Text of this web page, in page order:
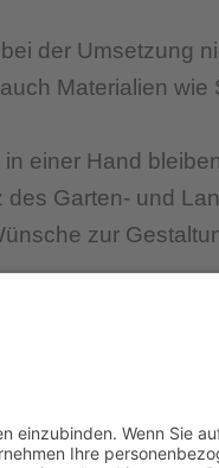
der Umsetzung
Materialien wie
einer Hand
Garten- und
zur
Diesing Garten-